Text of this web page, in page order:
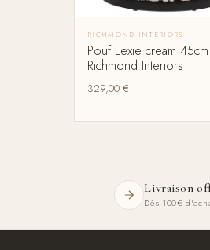
RICHMOND INTERIORS
Pouf Lexie cream 45cm
Richmond Interiors
329,00€
Livraison
Dès 100€